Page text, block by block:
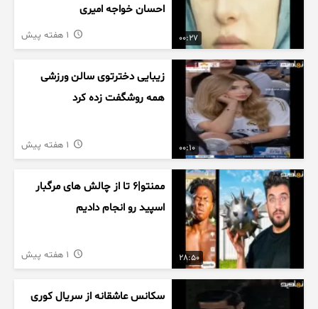
00:27
احسان خواجه امیری
00:10
زیبایی دخترتوی سالن ورزشی
همه روشگفت زده کرد
28:50
ممنتو|۶ تا از چالش های مرگبار
اسپید رو انجام دادیم
سکانس عاشقانه از سریال کوری